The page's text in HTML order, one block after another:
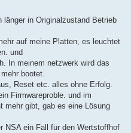
länger in Originalzustand Betrieb
auf meine Platten, es leuchtet
und
In meinem netzwerk wird das
bootet.
Reset etc. alles ohne Erfolg.
Firmwareproble. und im
mehr gibt, gab es eine Lösung
NSA ein Fall für den Wertstoffhof